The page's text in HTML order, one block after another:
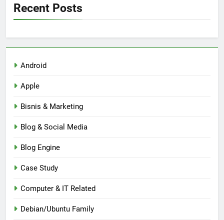
Recent Posts
Android
Apple
Bisnis & Marketing
Blog & Social Media
Blog Engine
Case Study
Computer & IT Related
Debian/Ubuntu Family